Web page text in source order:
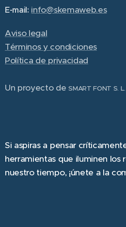
E-mail: info@skemaweb.es
Aviso legal
Términos y condiciones
Política de privacidad
Un proyecto deSMART FONT S. L.
Si aspiras a pensar
herramientas que iluminen los
nuestro tiempo, ¡únete a la